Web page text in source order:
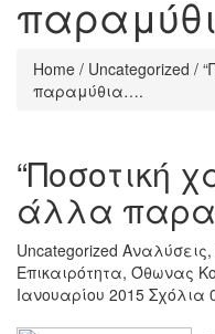
Home / Uncategorized /
παραμύθια….
“Ποσοτική
άλλα
Uncategorized Αναλύσεις,
Επικαιρότητα, Όθωνας
Ιανουαρίου 2015 Σχόλια